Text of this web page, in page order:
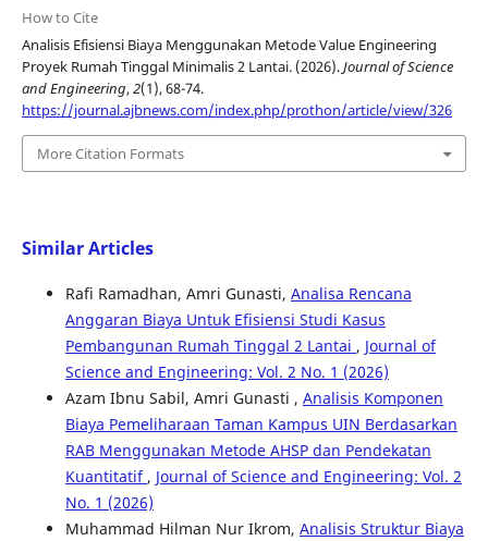
How to Cite
Analisis Efisiensi Biaya Menggunakan Metode Value Engineering
Proyek Rumah Tinggal Minimalis 2 Lantai. (2026).Journal of Science
and Engineering,2(1), 68-74.
https://journal.ajbnews.com/index.php/prothon/article/view/326
More Citation Formats
Similar Articles
Rafi Ramadhan, Amri Gunasti, Analisa Rencana
Anggaran Biaya Untuk Efisiensi Studi Kasus
Pembangunan Rumah Tinggal 2 Lantai , Journal of
Science and Engineering: Vol. 2 No. 1 (2026)
Azam Ibnu Sabil, Amri Gunasti , Analisis Komponen
Biaya Pemeliharaan Taman Kampus UIN Berdasarkan
RAB Menggunakan Metode AHSP dan Pendekatan
Kuantitatif , Journal of Science and Engineering: Vol. 2
No. 1 (2026)
Muhammad Hilman Nur Ikrom, Analisis Struktur Biaya